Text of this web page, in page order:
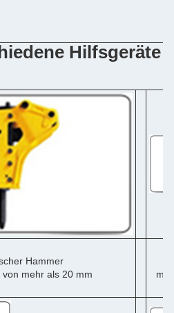
Hilfsgeräte
Hammer
mehr als 20 mm
mit